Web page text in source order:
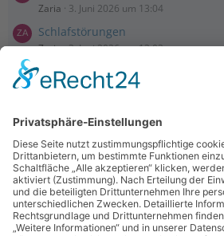
Zaria 3. Juni 2026 um 13:04
Schlafstörungen
Zaria 3. Juni 2026 um 13:03
Ms word to PDF
Manuellsen 28. Mai 2026 um 10:31
MasonOgden 24. August 2025 um 10:58
Was habt ihr euch zuletzt gekauft?
LarsKlars 3. März 2025 um 10:08
Kontakt Impressum